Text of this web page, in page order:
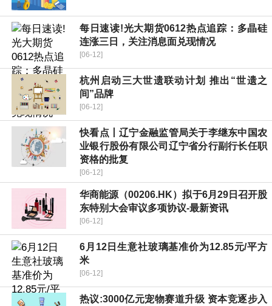
每日速读!光大期货0612热点追踪：多晶硅
连涨三日，关注消息面兑现情况
[06-12]
杭州启动三大世遗联动计划 推出“世遗之
间”品牌
[06-12]
快看点丨辽宁金融监管局关于李继东中国农
业银行股份有限公司辽宁省分行副行长任职
资格的批复
[06-12]
华商能源（00206.HK）拟于6月29日召开股
东特别大会审议多项协议-最新资讯
[06-12]
6月12日生意社玻璃基准价为12.85元/平方
米
[06-12]
热议:3000亿元宠物赛道升级 资本竞逐步入